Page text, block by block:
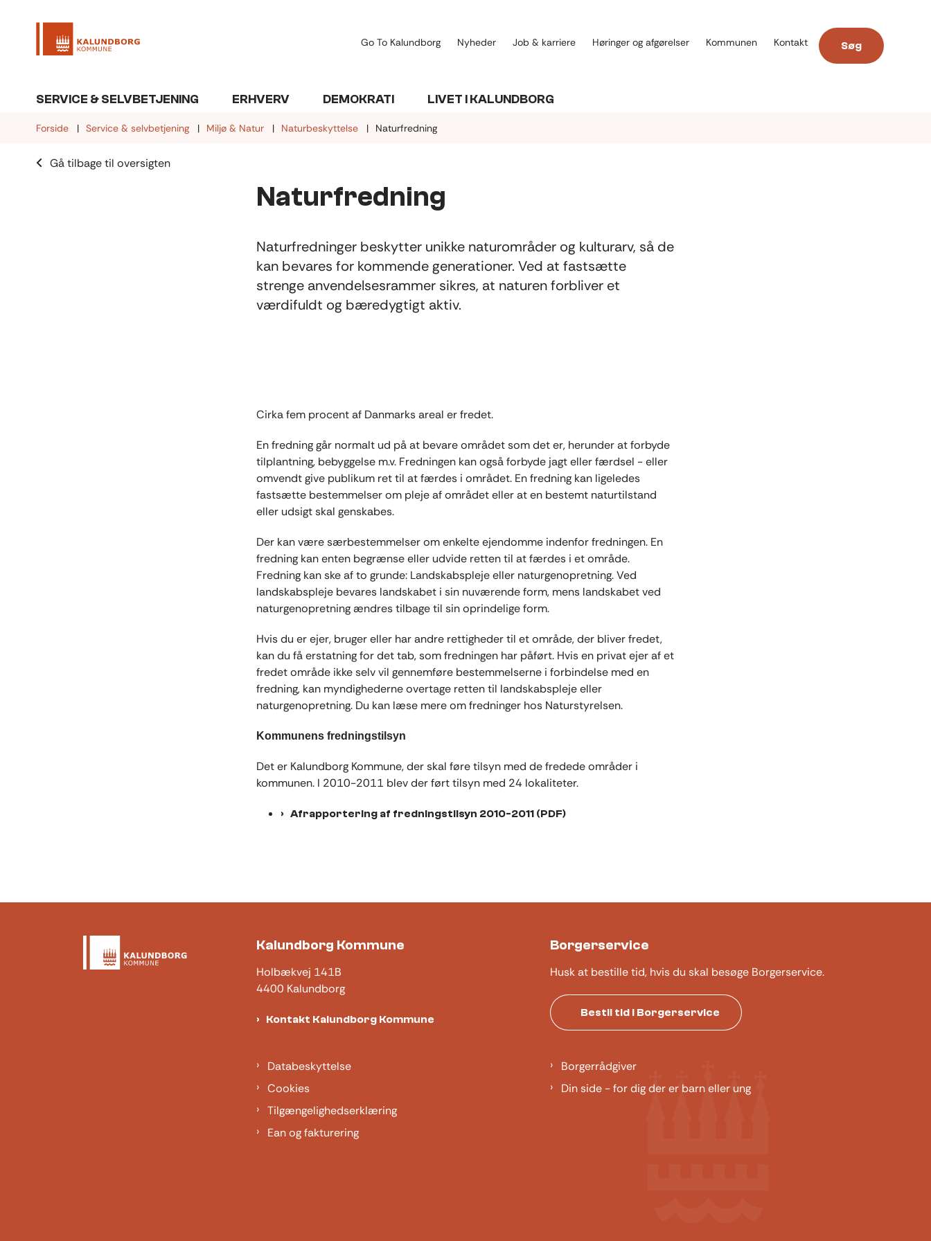
Go To Kalundborg Nyheder Job & karriere Høringer og afgørelser Kommunen Kontakt Søg
SERVICE & SELVBETJENING ERHVERV DEMOKRATI LIVET I KALUNDBORG
Forside Service & selvbetjening Miljø & Natur Naturbeskyttelse Naturfredning
Gå tilbage til oversigten
Naturfredning
Naturfredninger beskytter unikke naturområder og kulturarv, så de
kan bevares for kommende generationer. Ved at fastsætte
strenge anvendelsesrammer sikres, at naturen forbliver et
værdifuldt og bæredygtigt aktiv.
Cirka fem procent af Danmarks areal er fredet.
En fredning går normalt ud på at bevare området som det er, herunder at forbyde
tilplantning, bebyggelse m.v. Fredningen kan også forbyde jagt eller færdsel - eller
omvendt give publikum ret til at færdes i området. En fredning kan ligeledes
fastsætte bestemmelser om pleje af området eller at en bestemt naturtilstand
eller udsigt skal genskabes.
Der kan være særbestemmelser om enkelte ejendomme indenfor fredningen. En
fredning kan enten begrænse eller udvide retten til at færdes i et område.
Fredning kan ske af to grunde: Landskabspleje eller naturgenopretning. Ved
landskabspleje bevares landskabet i sin nuværende form, mens landskabet ved
naturgenopretning ændres tilbage til sin oprindelige form.
Hvis du er ejer, bruger eller har andre rettigheder til et område, der bliver fredet,
kan du få erstatning for det tab, som fredningen har påført. Hvis en privat ejer af et
fredet område ikke selv vil gennemføre bestemmelserne i forbindelse med en
fredning, kan myndighederne overtage retten til landskabspleje eller
naturgenopretning. Du kan læse mere om fredninger hos Naturstyrelsen.
Kommunens fredningstilsyn
Det er Kalundborg Kommune, der skal føre tilsyn med de fredede områder i
kommunen. I 2010-2011 blev der ført tilsyn med 24 lokaliteter.
Afrapportering af fredningstilsyn 2010-2011 (PDF)
Kalundborg Kommune
Holbækvej 141B
4400 Kalundborg
Kontakt Kalundborg Kommune
Borgerservice
Husk at bestille tid, hvis du skal besøge Borgerservice.
Bestil tid i Borgerservice
Databeskyttelse
Cookies
Tilgængelighedserklæring
Ean og fakturering
Borgerrådgiver
Din side - for dig der er barn eller ung